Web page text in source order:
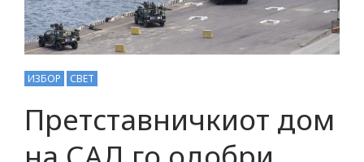
ИЗБОР СВЕТ
Претставничкиот дом